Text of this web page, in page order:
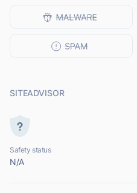
SITEADVISOR
Safety status
N/A